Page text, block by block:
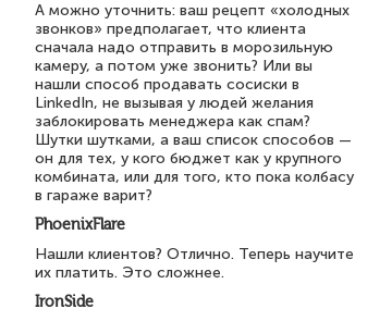
А можно уточнить: ваш рецепт «холодных
звонков» предполагает, что клиента
сначала надо отправить в морозильную
камеру, а потом уже звонить? Или вы
нашли способ продавать сосиски в
LinkedIn, не вызывая у людей желания
заблокировать менеджера как спам?
Шутки шутками, а ваш список способов —
он для тех, у кого бюджет как у крупного
комбината, или для того, кто пока колбасу
в гараже варит?
PhoenixFlare
Нашли клиентов? Отлично. Теперь научите
их платить. Это сложнее.
IronSide